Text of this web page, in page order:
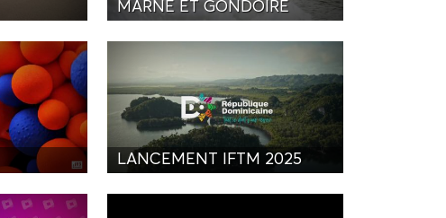
MARNE ET GONDOIRE
LANCEMENT IFTM 2025